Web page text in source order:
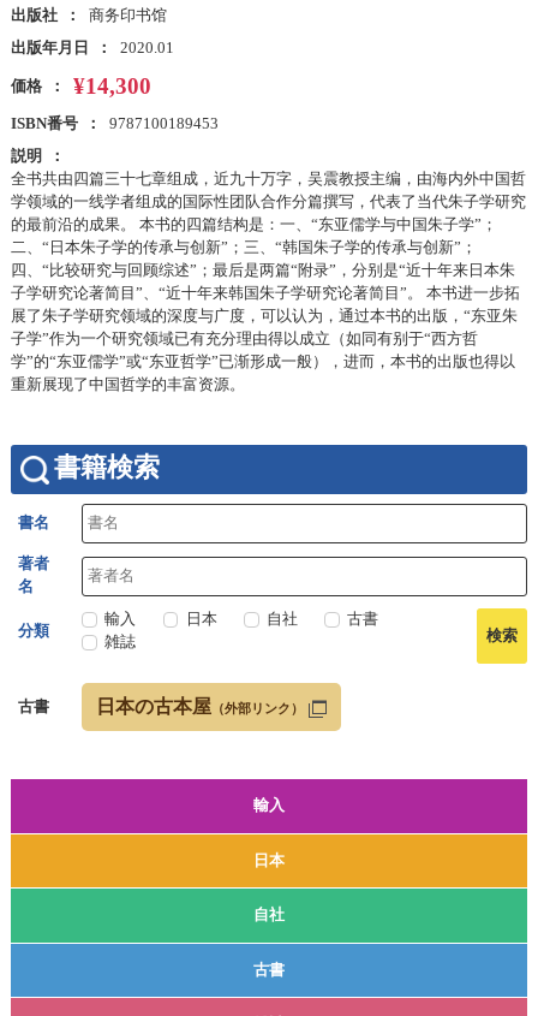
輸入
日本
自社
古書
出版社
商务印书馆
出版年月日
2020.01
価格 ¥14,300
ISBN番号
9787100189453
説明
全书共由四篇三十七章组成，近九十万字，吴震教授主编，由海内外中国哲
学领域的一线学者组成的国际性团队合作分篇撰写，代表了当代朱子学研究
的最前沿的成果。 本书的四篇结构是：一、“东亚儒学与中国朱子学”；
二、“日本朱子学的传承与创新”；三、“韩国朱子学的传承与创新”；
四、“比较研究与回顾综述”；最后是两篇“附录”，分别是“近十年来日本朱
子学研究论著简目”、“近十年来韩国朱子学研究论著简目”。 本书进一步拓
展了朱子学研究领域的深度与广度，可以认为，通过本书的出版，“东亚朱
子学”作为一个研究领域已有充分理由得以成立（如同有别于“西方哲
学”的“东亚儒学”或“东亚哲学”已渐形成一般），进而，本书的出版也得以
重新展现了中国哲学的丰富资源。
書籍検索
書名
著者
名
分類
輸入 日本 自社
古書
雑誌
古書 日本の古本屋 （外部リンク）